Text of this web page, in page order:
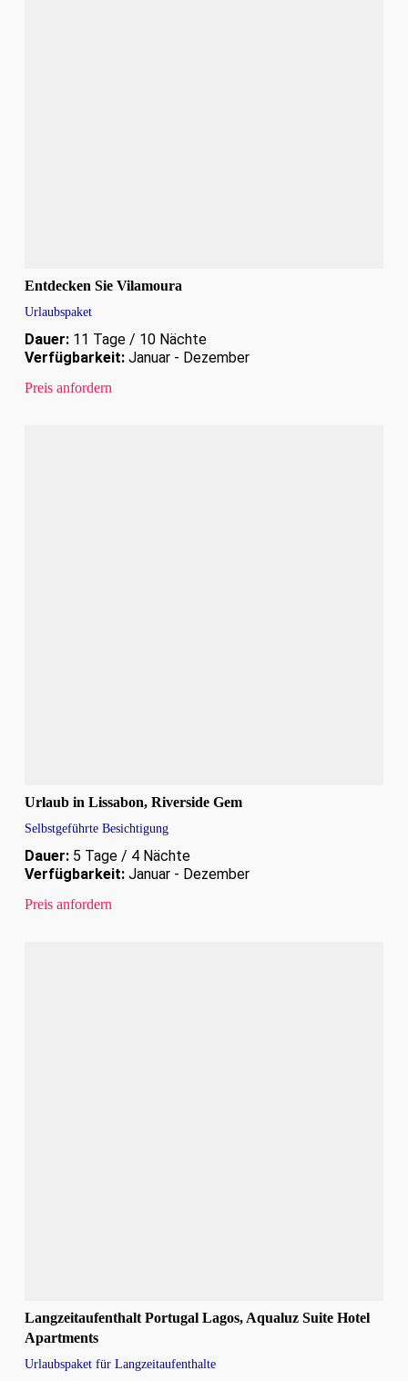
Entdecken Sie Vilamoura
Urlaubspaket
Dauer:11 Tage / 10 Nächte
Verfügbarkeit:Januar - Dezember
Preis anfordern
Urlaub in Lissabon, Riverside Gem
Selbstgeführte Besichtigung
Dauer:5 Tage / 4 Nächte
Verfügbarkeit:Januar - Dezember
Preis anfordern
Langzeitaufenthalt Portugal Lagos, Aqualuz Suite Hotel
Apartments
Urlaubspaket für Langzeitaufenthalte